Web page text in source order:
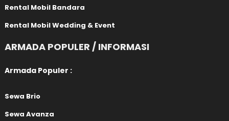
Rental Mobil Bandara
Rental Mobil Wedding & Event
ARMADA POPULER / INFORMASI
Armada Populer :
Sewa Brio
Sewa Avanza